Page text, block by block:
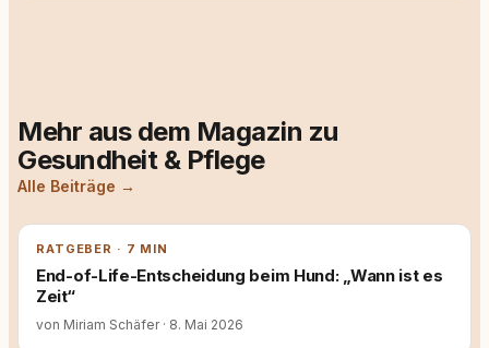
Mehr aus dem Magazin zu
Gesundheit & Pflege
Alle Beiträge →
RATGEBER · 7 MIN
End-of-Life-Entscheidung beim Hund: „Wann ist es
Zeit“
von Miriam Schäfer · 8. Mai 2026